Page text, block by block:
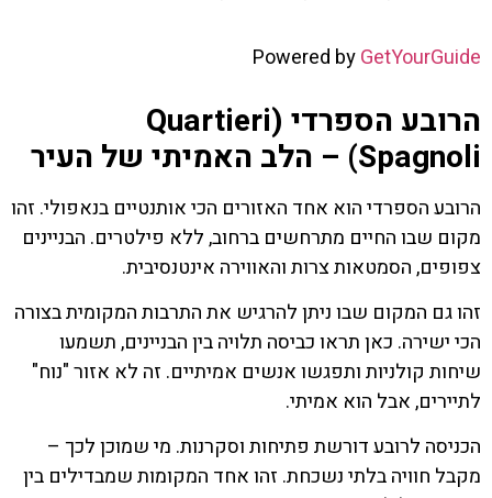
Powered byGetYourGuide
הרובע הספרדי (Quartieri
Spagnoli) – הלב האמיתי של העיר
הרובע הספרדי הוא אחד האזורים הכי אותנטיים בנאפולי. זהו
מקום שבו החיים מתרחשים ברחוב, ללא פילטרים. הבניינים
צפופים, הסמטאות צרות והאווירה אינטנסיבית.
זהו גם המקום שבו ניתן להרגיש את התרבות המקומית בצורה
הכי ישירה. כאן תראו כביסה תלויה בין הבניינים, תשמעו
שיחות קולניות ותפגשו אנשים אמיתיים. זה לא אזור "נוח"
לתיירים, אבל הוא אמיתי.
הכניסה לרובע דורשת פתיחות וסקרנות. מי שמוכן לכך –
מקבל חוויה בלתי נשכחת. זהו אחד המקומות שמבדילים בין